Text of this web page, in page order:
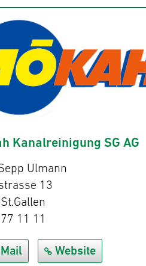
Kanalreinigung SG AG
Ulmann
13
11 11
Website